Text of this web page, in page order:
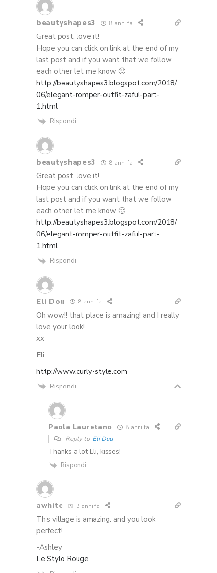
beautyshapes3 8 anni fa
Great post, love it!
Hope you can click on link at the end of my
last post and if you want that we follow
each other let me know 🙂
http://beautyshapes3.blogspot.com/2018/
06/elegant-romper-outfit-zaful-part-
1.html
Rispondi
beautyshapes3 8 anni fa
Great post, love it!
Hope you can click on link at the end of my
last post and if you want that we follow
each other let me know 🙂
http://beautyshapes3.blogspot.com/2018/
06/elegant-romper-outfit-zaful-part-
1.html
Rispondi
Eli Dou 8 anni fa
Oh wow!! that place is amazing! and I really
love your look!
xx
Eli
http://www.curly-style.com
Rispondi
Paola Lauretano 8 anni fa
Reply to Eli Dou
Thanks a lot Eli, kisses!
Rispondi
awhite 8 anni fa
This village is amazing, and you look
perfect!
-Ashley
Le Stylo Rouge